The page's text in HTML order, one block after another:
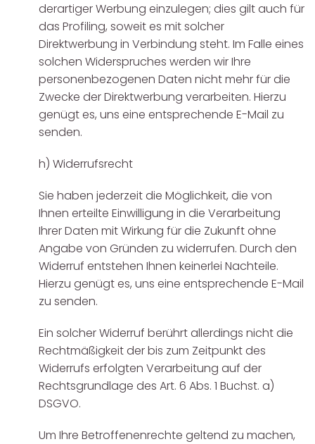
derartiger Werbung einzulegen; dies gilt auch für
das Profiling, soweit es mit solcher
Direktwerbung in Verbindung steht. Im Falle eines
solchen Widerspruches werden wir Ihre
personenbezogenen Daten nicht mehr für die
Zwecke der Direktwerbung verarbeiten. Hierzu
genügt es, uns eine entsprechende E-Mail zu
senden.
h) Widerrufsrecht
Sie haben jederzeit die Möglichkeit, die von
Ihnen erteilte Einwilligung in die Verarbeitung
Ihrer Daten mit Wirkung für die Zukunft ohne
Angabe von Gründen zu widerrufen. Durch den
Widerruf entstehen Ihnen keinerlei Nachteile.
Hierzu genügt es, uns eine entsprechende E-Mail
zu senden.
Ein solcher Widerruf berührt allerdings nicht die
Rechtmäßigkeit der bis zum Zeitpunkt des
Widerrufs erfolgten Verarbeitung auf der
Rechtsgrundlage des Art. 6 Abs. 1 Buchst. a)
DSGVO.
Um Ihre Betroffenenrechte geltend zu machen,